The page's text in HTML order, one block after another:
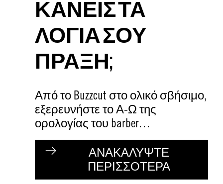
ΚΑΝΕΙΣ ΤΑ
ΛΟΓΙΑ ΣΟΥ
ΠΡΑΞΗ;
Από το Buzzcut στο ολικό σβήσιμο,
εξερευνήστε το Α-Ω της
ορολογίας του barber…
ΑΝΑΚΑΛΥΨΤΕ
ΠΕΡΙΣΣΟΤΕΡΑ